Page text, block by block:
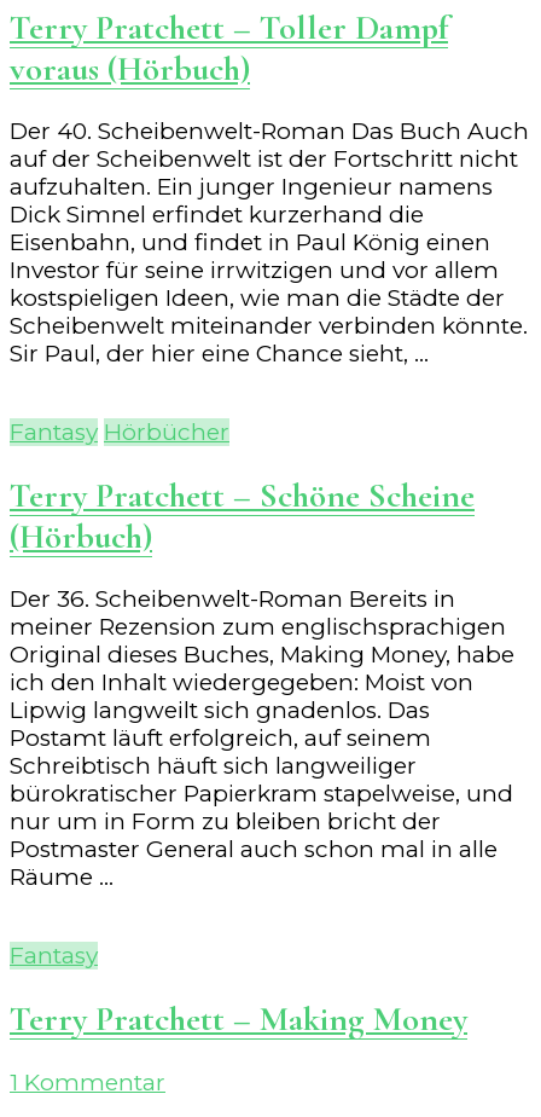
Terry Pratchett – Toller Dampf
voraus (Hörbuch)
Der 40. Scheibenwelt-Roman Das Buch Auch
auf der Scheibenwelt ist der Fortschritt nicht
aufzuhalten. Ein junger Ingenieur namens
Dick Simnel erfindet kurzerhand die
Eisenbahn, und findet in Paul König einen
Investor für seine irrwitzigen und vor allem
kostspieligen Ideen, wie man die Städte der
Scheibenwelt miteinander verbinden könnte.
Sir Paul, der hier eine Chance sieht, …
Fantasy Hörbücher
Terry Pratchett – Schöne Scheine
(Hörbuch)
Der 36. Scheibenwelt-Roman Bereits in
meiner Rezension zum englischsprachigen
Original dieses Buches, Making Money, habe
ich den Inhalt wiedergegeben: Moist von
Lipwig langweilt sich gnadenlos. Das
Postamt läuft erfolgreich, auf seinem
Schreibtisch häuft sich langweiliger
bürokratischer Papierkram stapelweise, und
nur um in Form zu bleiben bricht der
Postmaster General auch schon mal in alle
Räume …
Fantasy
Terry Pratchett – Making Money
1 Kommentar